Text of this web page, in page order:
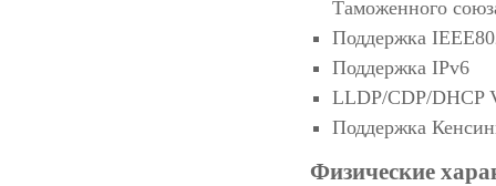
Таможенного
Поддержка
Поддержка IPv6
LLDP/CDP/DHCP
Поддержка
Физические